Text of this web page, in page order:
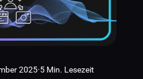
2025·5 Min. Lesezeit